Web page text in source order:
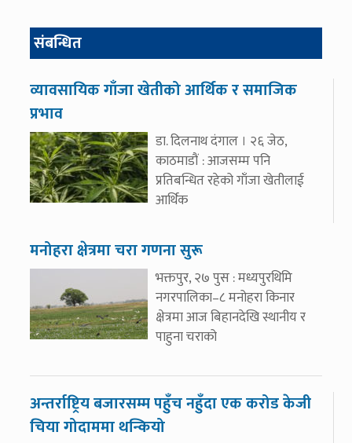
संबन्धित
व्यावसायिक गाँजा खेतीको आर्थिक र समाजिक
प्रभाव
डा. दिलनाथ दंगाल । २६ जेठ,
काठमाडौं : आजसम्म पनि
प्रतिबन्धित रहेको गाँजा खेतीलाई
आर्थिक
मनोहरा क्षेत्रमा चरा गणना सुरू
भक्तपुर, २७ पुस : मध्यपुरथिमि
नगरपालिका–८ मनोहरा किनार
क्षेत्रमा आज बिहानदेखि स्थानीय र
पाहुना चराको
अन्तर्राष्ट्रिय बजारसम्म पहुँच नहुँदा एक करोड केजी
चिया गोदाममा थन्कियो